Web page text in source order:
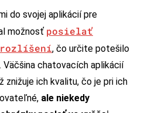
do svojej aplikácií pre
možnosť posielať
rozlíšení, čo určite potešilo
chatovacích aplikácií
ich kvalitu, čo je pri ich
ale niekedy